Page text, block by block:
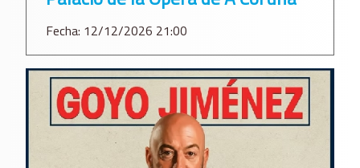
Fecha: 12/12/2026 21:00